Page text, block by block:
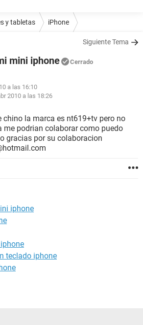
y tabletas iPhone
Siguiente Tema
mini iphone Cerrado
a las 16:10
2010 a las 18:26
la marca es nt619+tv pero no
me podrian colaborar como puedo
gracias por su colaboracion
iphone
teclado iphone